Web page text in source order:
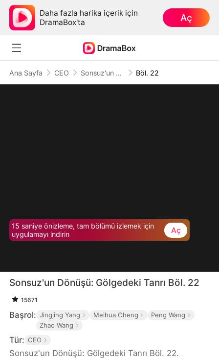
Daha fazla harika içerik için
DramaBox'ta
Aç
Ana Sayfa CEO Sonsuz'un Dönüşü: Gölgedeki Tanrı Böl. 22
15 saniye önizleme, tam bölümü izlemek için
uygulamayı indirin
Aç
Sonsuz'un Dönüşü: Gölgedeki Tanrı Böl. 22
15671
Başrol: Jingjing Yang Meihua Cheng
Peng Wang
Zhao Wang
Tür: CEO
Sonsuz'un Dönüşü: Gölgedeki Tanrı Böl. 22.